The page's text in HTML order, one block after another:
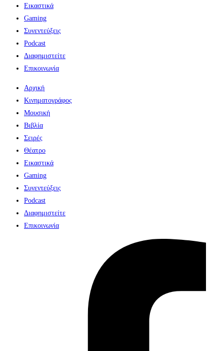
Εικαστικά
Gaming
Συνεντεύξεις
Podcast
Διαφημιστείτε
Επικοινωνία
Αρχική
Κινηματογράφος
Μουσική
Βιβλία
Σειρές
Θέατρο
Εικαστικά
Gaming
Συνεντεύξεις
Podcast
Διαφημιστείτε
Επικοινωνία